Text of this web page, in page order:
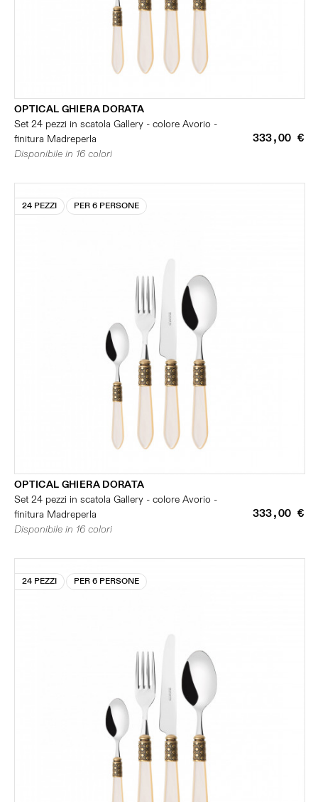
OPTICAL GHIERA DORATA
Set 24 pezzi in scatola Gallery - colore Avorio -
finitura Madreperla
333,00 €
Disponibile in 16 colori
24 PEZZI PER 6 PERSONE
OPTICAL GHIERA DORATA
Set 24 pezzi in scatola Gallery - colore Avorio -
finitura Madreperla
333,00 €
Disponibile in 16 colori
24 PEZZI PER 6 PERSONE